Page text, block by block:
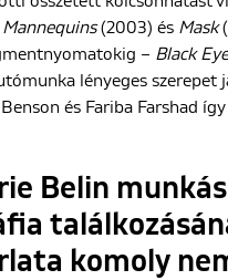
Mannequins(2003) és Mask
– Black
lényeges szerepet
és Fariba Farshad
Belin
komoly